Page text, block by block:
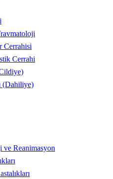
Cerrahisi
Cerrahi
(Dahiliye)
ve Reanimasyon